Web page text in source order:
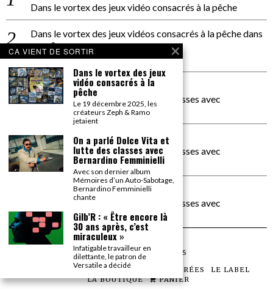
Dans le vortex des jeux vidéo consacrés à la pêche
Dans le vortex des jeux vidéos consacrés à la pêchedans
PACÔME THIELLEMENT
La séance d’Hip Gnose
La Patrie
dans
On a parlé Dolce Vita et lutte des classes avec
Bernardino Femminielli
carte noire negra à l'o tiededans
On a parlé Dolce Vita et lutte des classes avec
Bernardino Femminielli
moise et son mascarédans
On a parlé Dolce Vita et lutte des classes avec
Bernardino Femminielli
©2026TOUS DROITS RÉSERVÉS
LES ARTICLES LE MAGAZINE LES SOIRÉES
LE LABEL
LA BOUTIQUE
PANIER
CA VIENT DE SORTIR
Dans le vortex des jeux
vidéo consacrés à la
pêche
Le 19 décembre 2025, les
créateurs Zeph & Ramo
jetaient
On a parlé Dolce Vita et
lutte des classes avec
Bernardino Femminielli
Avec son dernier album
Mémoires d’un Auto-Sabotage,
Bernardino Femminielli
chante
Gilb’R : « Être encore là
30 ans après, c’est
miraculeux »
Infatigable travailleur en
dilettante, le patron de
Versatile a décidé